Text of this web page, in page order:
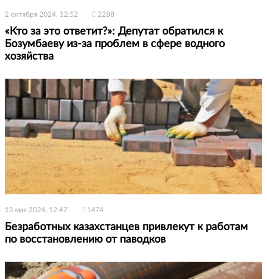
2 октября 2024, 12:52 2288
«Кто за это ответит?»: Депутат обратился к
Бозумбаеву из-за проблем в сфере водного
хозяйства
13 мая 2024, 12:47 1474
Безработных казахстанцев привлекут к работам
по восстановлению от паводков